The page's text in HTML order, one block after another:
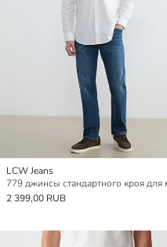
LCW Jeans
2 399,00 RUB